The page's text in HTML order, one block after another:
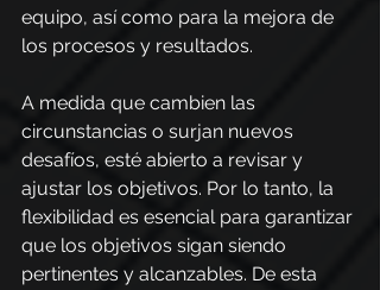
equipo, así como para la mejora de
los procesos y resultados.
A medida que cambien las
circunstancias o surjan nuevos
desafíos, esté abierto a revisar y
ajustar los objetivos. Por lo tanto, la
flexibilidad es esencial para garantizar
que los objetivos sigan siendo
pertinentes y alcanzables. De esta